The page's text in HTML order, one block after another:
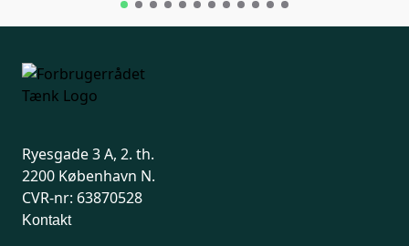
Ryesgade 3 A, 2. th.
2200 København N.
CVR-nr: 63870528
Kontakt